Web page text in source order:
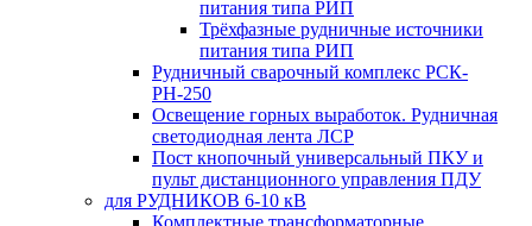
питания типа РИП
Трёхфазные рудничные источники
питания типа РИП
Рудничный сварочный комплекс РСК-
РН-250
Освещение горных выработок. Рудничная
светодиодная лента ЛСР
Пост кнопочный универсальный ПКУ и
пульт дистанционного управления ПДУ
для РУДНИКОВ 6-10 кВ
Комплектные трансформаторные